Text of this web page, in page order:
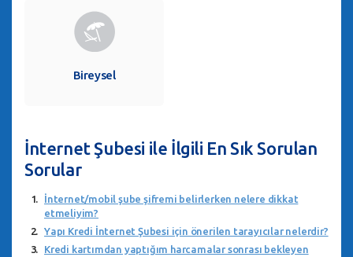
Bireysel
İnternet Şubesi ile İlgili En Sık Sorulan
Sorular
İnternet/mobil şube şifremi belirlerken nelere dikkat
etmeliyim?
Yapı Kredi İnternet Şubesi için önerilen tarayıcılar nelerdir?
Kredi kartımdan yaptığım harcamalar sonrası bekleyen